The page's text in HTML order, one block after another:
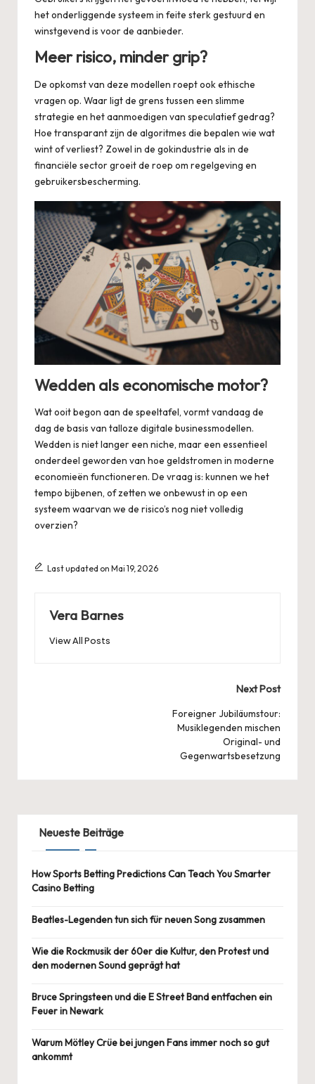
het onderliggende systeem in feite sterk gestuurd en
winstgevend is voor de aanbieder.
Meer risico, minder grip?
De opkomst van deze modellen roept ook ethische
vragen op. Waar ligt de grens tussen een slimme
strategie en het aanmoedigen van speculatief gedrag?
Hoe transparant zijn de algoritmes die bepalen wie wat
wint of verliest? Zowel in de gokindustrie als in de
financiële sector groeit de roep om regelgeving en
gebruikersbescherming.
Wedden als economische motor?
Wat ooit begon aan de speeltafel, vormt vandaag de
dag de basis van talloze digitale businessmodellen.
Wedden is niet langer een niche, maar een essentieel
onderdeel geworden van hoe geldstromen in moderne
economieën functioneren. De vraag is: kunnen we het
tempo bijbenen, of zetten we onbewust in op een
systeem waarvan we de risico’s nog niet volledig
overzien?
Last updated on Mai 19, 2026
Vera Barnes
View All Posts
Next Post
Foreigner Jubiläumstour:
Musiklegenden mischen
Original- und
Gegenwartsbesetzung
Neueste Beiträge
How Sports Betting Predictions Can Teach You Smarter
Casino Betting
Beatles-Legenden tun sich für neuen Song zusammen
Wie die Rockmusik der 60er die Kultur, den Protest und
den modernen Sound geprägt hat
Bruce Springsteen und die E Street Band entfachen ein
Feuer in Newark
Warum Mötley Crüe bei jungen Fans immer noch so gut
ankommt